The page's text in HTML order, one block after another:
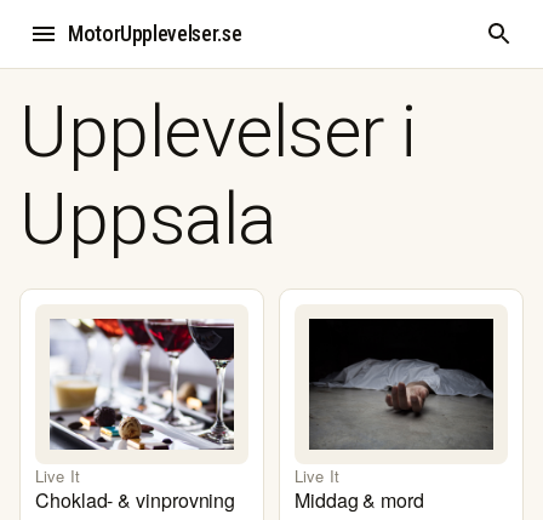
MotorUpplevelser.se
Upplevelser i
Uppsala
Live It
Choklad- & vinprovning
Live It
Middag & mord